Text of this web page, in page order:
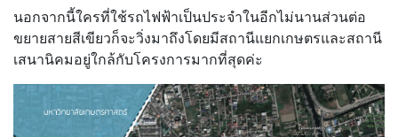
นอกจากนี้ใครที่ใช้รถไฟฟ้าเป็นประจำในอีกไม่นานส่วนต่อ
ขยายสายสีเขียวก็จะวิ่งมาถึงโดยมีสถานีแยกเกษตรและสถานี
เสนานิคมอยู่ใกล้กับโครงการมากที่สุดค่ะ